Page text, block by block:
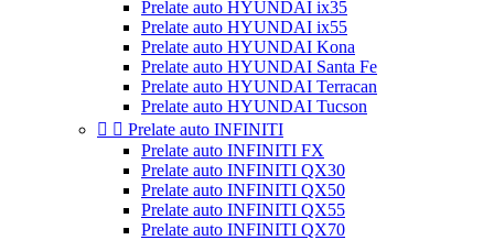
Prelate auto HYUNDAI ix35
Prelate auto HYUNDAI ix55
Prelate auto HYUNDAI Kona
Prelate auto HYUNDAI Santa Fe
Prelate auto HYUNDAI Terracan
Prelate auto HYUNDAI Tucson
  Prelate auto INFINITI
Prelate auto INFINITI FX
Prelate auto INFINITI QX30
Prelate auto INFINITI QX50
Prelate auto INFINITI QX55
Prelate auto INFINITI QX70